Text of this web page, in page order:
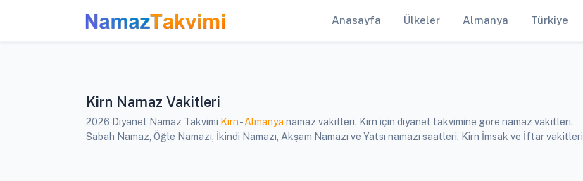
Anasayfa Ülkeler Almanya Türkiye
Kirn Namaz Vakitleri
2026 Diyanet Namaz Takvimi Kirn-Almanya namaz vakitleri. Kirn için diyanet takvimine göre namaz vakitleri.
Sabah Namaz, Öğle Namazı, İkindi Namazı, Akşam Namazı ve Yatsı namazı saatleri. Kirn İmsak ve İftar vakitleri